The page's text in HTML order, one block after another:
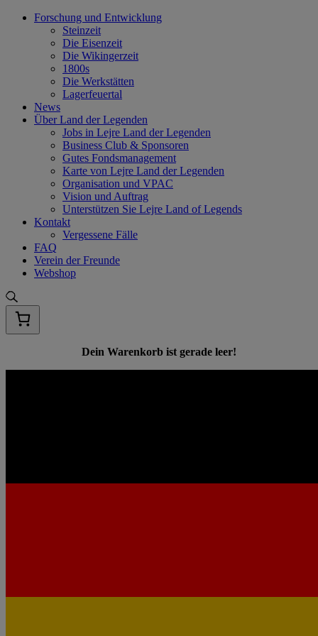
Skip
Forschung und Entwicklung
Steinzeit
Die Eisenzeit
Die Wikingerzeit
1800s
Die Werkstätten
Lagerfeuertal
News
Über Land der Legenden
Jobs in Lejre Land der Legenden
Business Club & Sponsoren
Gutes Fondsmanagement
Karte von Lejre Land der Legenden
Organisation und VPAC
Vision und Auftrag
Unterstützen Sie Lejre Land of Legends
Kontakt
Vergessene Fälle
FAQ
Verein der Freunde
Webshop
Dein Warenkorb ist gerade leer!